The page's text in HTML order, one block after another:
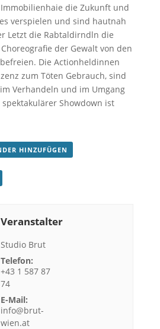
die Zukunft und
verspielen und sind hautnah
Letzt die Rabtaldirndln die
der Gewalt von den
Die Actionheldinnen
zum Töten Gebrauch, sind
Verhandeln und im Umgang
Showdown ist
HINZUFÜGEN
Veranstalter
Studio Brut
Telefon:
+43 1 587 87
74
E-Mail:
info@brut-
wien.at